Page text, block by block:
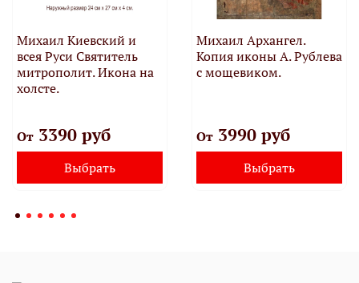
Михаил Киевский и
всея Руси Святитель
митрополит. Икона на
холсте.
От3390 руб
Выбрать
Михаил Архангел.
Копия иконы А. Рублева
с мощевиком.
От3990 руб
Выбрать